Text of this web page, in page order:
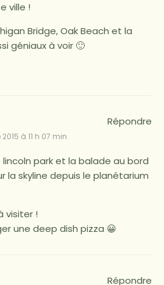
ville !
Bridge, Oak Beach et la
géniaux à voir 🙂
à 11 h 07 min
lincoln park et la balade au bord
la skyline depuis le planétarium
visiter !
une deep dish pizza 😀
Répondre
Répondre